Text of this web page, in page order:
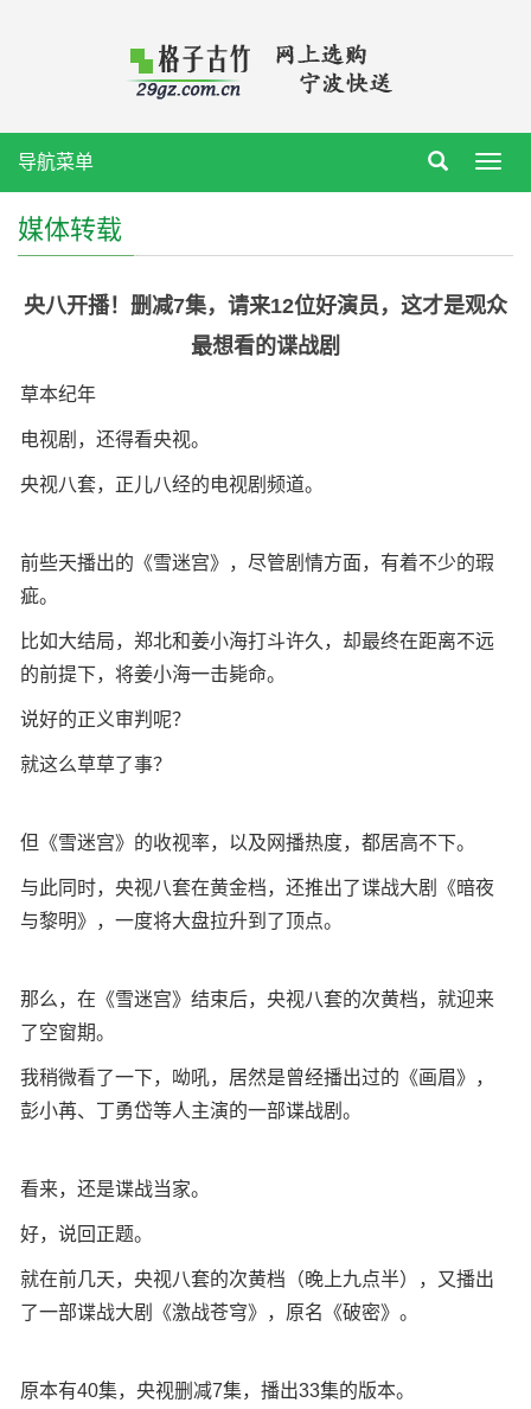
导航菜单
媒体转载
央八开播！删减7集，请来12位好演员，这才是观众
最想看的谍战剧
草本纪年
电视剧，还得看央视。
央视八套，正儿八经的电视剧频道。
前些天播出的《雪迷宫》，尽管剧情方面，有着不少的瑕
疵。
比如大结局，郑北和姜小海打斗许久，却最终在距离不远
的前提下，将姜小海一击毙命。
说好的正义审判呢？
就这么草草了事？
但《雪迷宫》的收视率，以及网播热度，都居高不下。
与此同时，央视八套在黄金档，还推出了谍战大剧《暗夜
与黎明》，一度将大盘拉升到了顶点。
那么，在《雪迷宫》结束后，央视八套的次黄档，就迎来
了空窗期。
我稍微看了一下，呦吼，居然是曾经播出过的《画眉》，
彭小苒、丁勇岱等人主演的一部谍战剧。
看来，还是谍战当家。
好，说回正题。
就在前几天，央视八套的次黄档（晚上九点半），又播出
了一部谍战大剧《激战苍穹》，原名《破密》。
原本有40集，央视删减7集，播出33集的版本。